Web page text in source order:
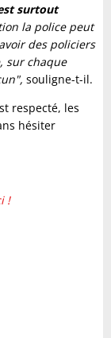
surtout
la police peut
des policiers
sur chaque
souligne-t-il.
respecté, les
hésiter
!